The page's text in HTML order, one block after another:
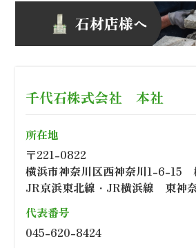
千代石株式会社 本社
所在地
〒221-0822
横浜市神奈川区西神奈川1-6-15
JR京浜東北線・JR横浜線 東神
代表番号
045-620-8424